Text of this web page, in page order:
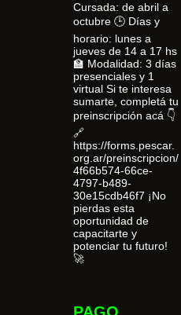
Cursada: de abril a
octubre 🕒 Días y
horario: lunes a
jueves de 14 a 17 hs
🏫 Modalidad: 3 días
presenciales y 1
virtual Si te interesa
sumarte, completá tu
preinscripción acá 👇
🔗
https://forms.pescar.
org.ar/preinscripcion/
4f66b574-66ce-
4797-b489-
30e15cdb46f7 ¡No
pierdas esta
oportunidad de
capacitarte y
potenciar tu futuro!
🚀